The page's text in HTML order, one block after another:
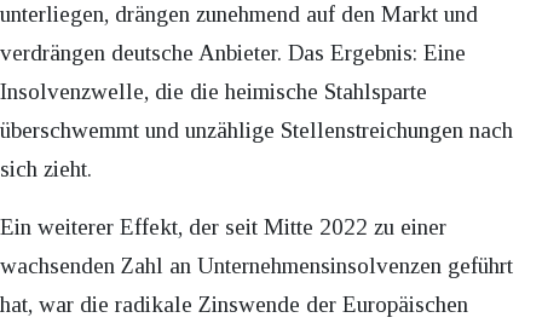
unterliegen, drängen zunehmend auf den Markt und
verdrängen deutsche Anbieter. Das Ergebnis: Eine
Insolvenzwelle, die die heimische Stahlsparte
überschwemmt und unzählige Stellenstreichungen nach
sich zieht.
Ein weiterer Effekt, der seit Mitte 2022 zu einer
wachsenden Zahl an Unternehmensinsolvenzen geführt
hat, war die radikale Zinswende der Europäischen